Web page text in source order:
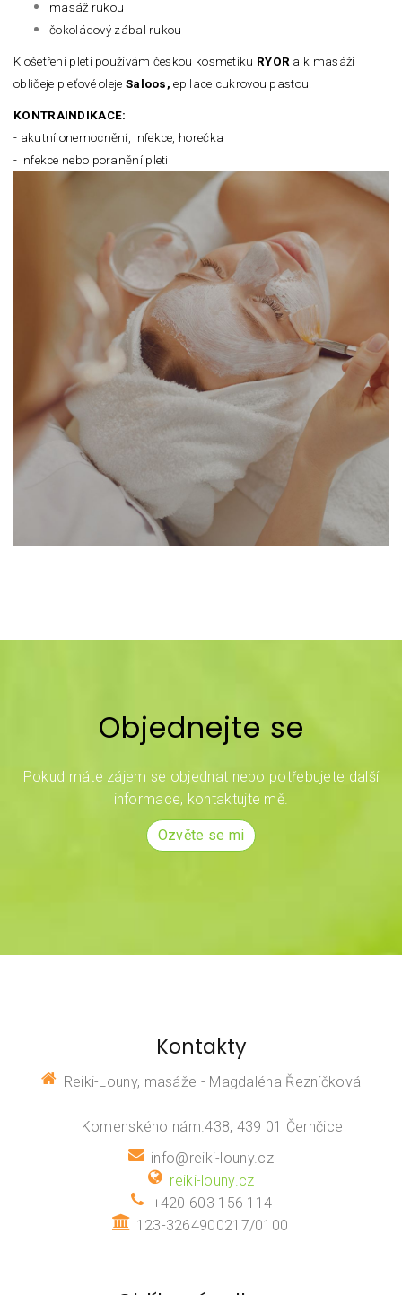
masáž rukou
čokoládový zábal rukou
K ošetření pleti používám českou kosmetiku RYOR a k masáži
obličeje pleťové oleje Saloos,epilace cukrovou pastou.
KONTRAINDIKACE:
- akutní onemocnění, infekce, horečka
- infekce nebo poranění pleti
Objednejte se
Pokud máte zájem se objednat nebo potřebujete další
informace, kontaktujte mě.
Ozvěte se mi
Kontakty
Reiki-Louny, masáže - Magdaléna Řezníčková
Komenského nám.438, 439 01 Černčice
info@reiki-louny.cz
reiki-louny.cz
+420 603 156 114
123-3264900217/0100